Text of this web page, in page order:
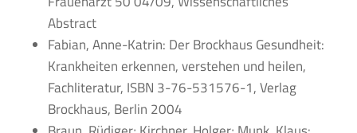
Abstract
Fabian, Anne-Katrin: Der Brockhaus Gesundheit:
Krankheiten erkennen, verstehen und heilen,
Fachliteratur, ISBN 3-76-531576-1, Verlag
Brockhaus, Berlin 2004